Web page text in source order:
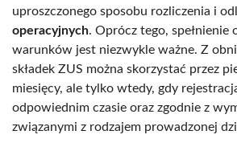
uproszczonego sposobu rozliczenia i
operacyjnych. Oprócz tego, spełnienie
warunków jest niezwykle ważne. Z
składek ZUS można skorzystać przez
miesięcy, ale tylko wtedy, gdy
odpowiednim czasie oraz zgodnie z
związanymi z rodzajem prowadzonej